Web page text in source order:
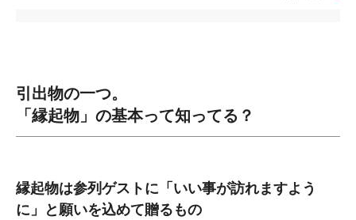
引出物の一つ。
「縁起物」の基本って知ってる？
縁起物は参列ゲストに「いい事が訪れますよう
に」と願いを込めて贈るもの